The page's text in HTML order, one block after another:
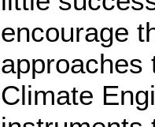
encourage
approaches
Climate